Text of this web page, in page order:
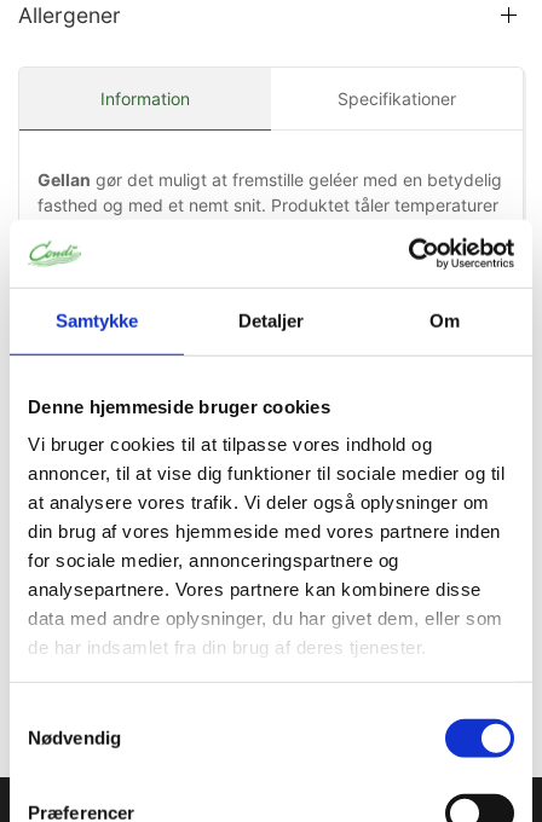
Samtykke Detaljer Om
Denne hjemmeside bruger cookies
Vi bruger cookies til at tilpasse vores indhold og
annoncer, til at vise dig funktioner til sociale medier og til
at analysere vores trafik. Vi deler også oplysninger om
din brug af vores hjemmeside med vores partnere inden
for sociale medier, annonceringspartnere og
analysepartnere. Vores partnere kan kombinere disse
data med andre oplysninger, du har givet dem, eller som
de har indsamlet fra din brug af deres tjenester.
Nødvendig
Præferencer
Allergener
Information Specifikationer
Gellan gør det muligt at fremstille geléer med en betydelig
fasthed og med et nemt snit. Produktet tåler temperaturer
af varme geléer. Fremstillet som et fint pulver.
Opløses i vandigt medium 5-10 g/l ved rumtemperatur.
Blandingen varmes op til en temperatur på 90 ºC, under
Begrænset brug i fødevarer: Maksimal dosis i visse
Ingredienser:
Geleringsmiddel: Gellangummi (E-418).
Opbevar køligt og tørt, (!) uden for børns rækkevidde.
Fremgangsmåde: opløses i vandigt medium 5-10 g/L ved
rumtemp.
Blandingen opvarmes til 90C under konstant omrøring.
Hviler til geleri
Begrænset brug i fødevarer.
Condi ApS